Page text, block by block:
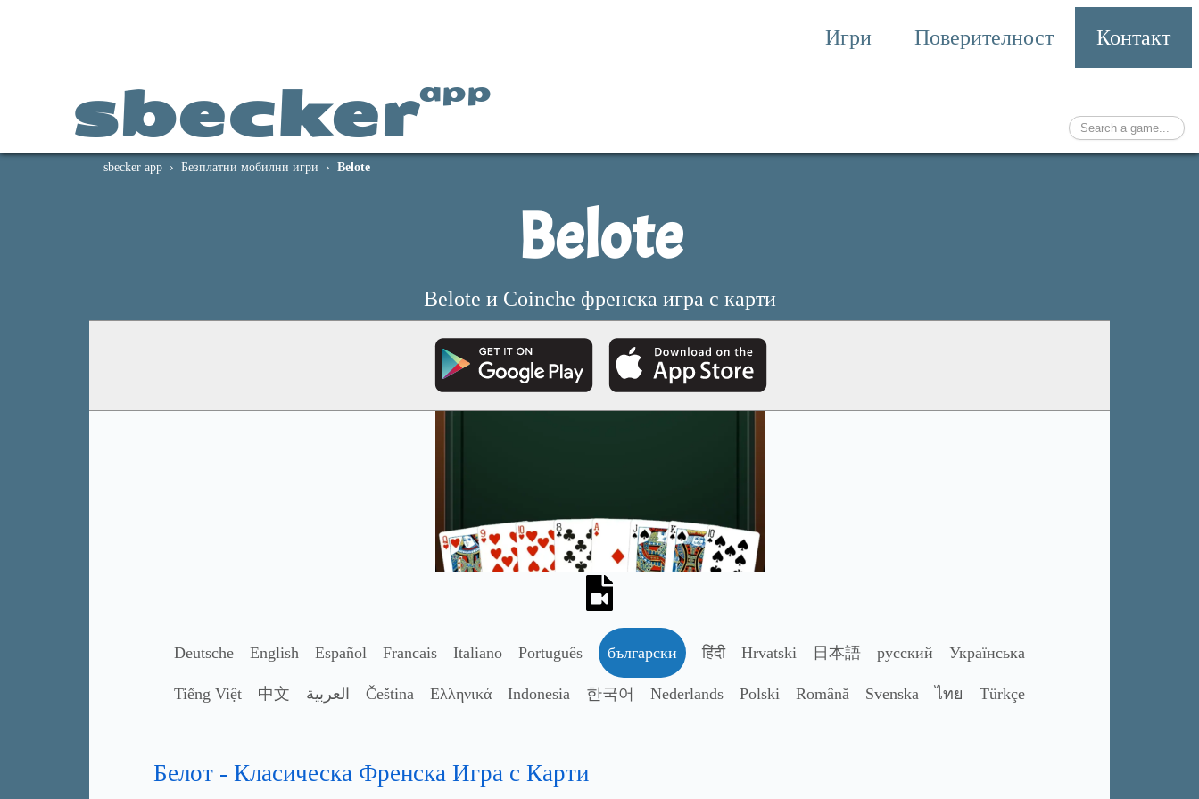
Игри Поверителност Контакт
sbeckerapp
sbecker app Безплатни мобилни игри Belote
Belote
Belote и Coinche френска игра с карти
Deutsche English Español Francais Italiano Português български हिंदी Hrvatski 日本語 русский Українська
Tiếng Việt 中文 العربية Čeština Ελληνικά Indonesia 한국어 Nederlands Polski Română Svenska ไทย Türkçe
Белот - Класическа Френска Игра с Карти